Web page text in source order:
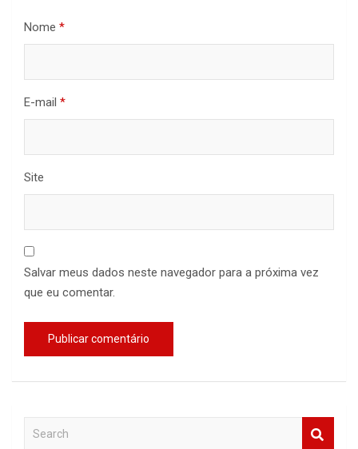
Nome *
E-mail *
Site
Salvar meus dados neste navegador para a próxima vez
que eu comentar.